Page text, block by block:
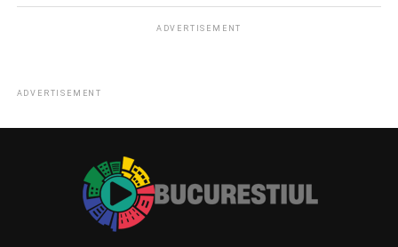
ADVERTISEMENT
ADVERTISEMENT